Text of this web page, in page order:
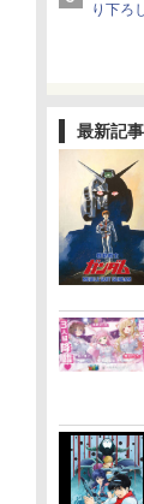
り下ろ
最新記事